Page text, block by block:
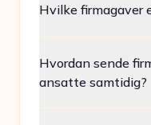
Hvilke firmagaver
Hvordan sende
ansatte samtidig?